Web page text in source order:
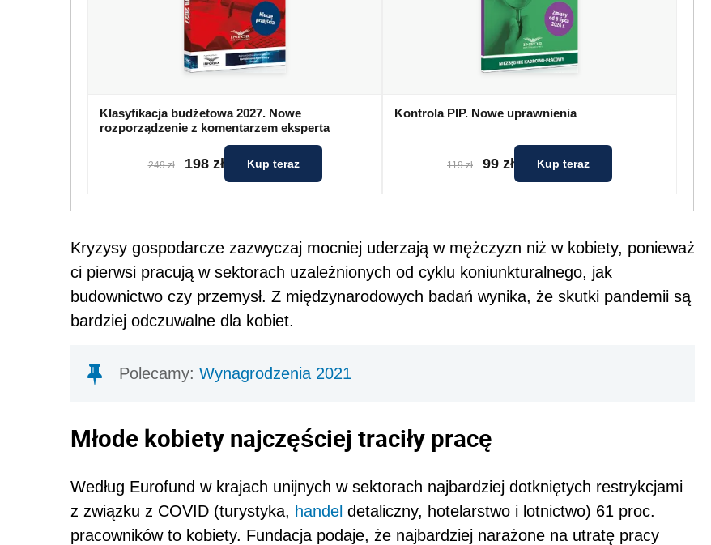
Klasyfikacja budżetowa 2027. Nowe
rozporządzenie z komentarzem eksperta
249 zł 198 zł Kup teraz
Kontrola PIP. Nowe uprawnienia
119 zł 99 zł Kup teraz
Kryzysy gospodarcze zazwyczaj mocniej uderzają w mężczyzn niż w kobiety, ponieważ
ci pierwsi pracują w sektorach uzależnionych od cyklu koniunkturalnego, jak
budownictwo czy przemysł. Z międzynarodowych badań wynika, że skutki pandemii są
bardziej odczuwalne dla kobiet.
Polecamy: Wynagrodzenia 2021
Młode kobiety najczęściej traciły pracę
Według Eurofund w krajach unijnych w sektorach najbardziej dotkniętych restrykcjami
z związku z COVID (turystyka, handel detaliczny, hotelarstwo i lotnictwo) 61 proc.
pracowników to kobiety. Fundacja podaje, że najbardziej narażone na utratę pracy